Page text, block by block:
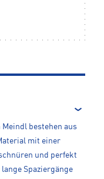
bestehen aus
mit einer
und perfekt
Spaziergänge